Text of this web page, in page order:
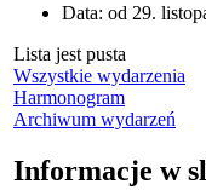
Data: od 29.
Lista jest pusta
Wszystkie wydarzenia
Harmonogram
Archiwum wydarzeń
Informacje w